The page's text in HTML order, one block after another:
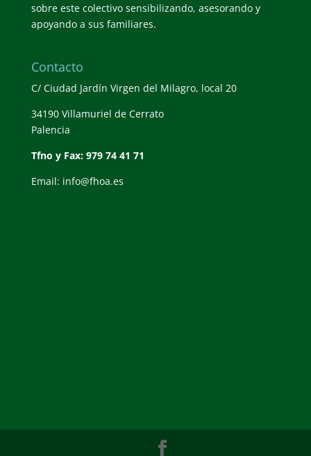
sobre este colectivo sensibilizando, asesorando y
apoyando a sus familiares.
Contacto
C/ Ciudad Jardín Virgen del Milagro, local 20
34190 Villamuriel de Cerrato
Palencia
Tfno y Fax: 979 74 41 71
Email: info@fhoa.es